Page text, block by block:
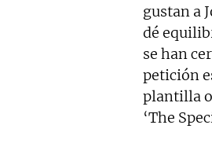
gustan a
dé
se han
petición
plantilla o
‘The